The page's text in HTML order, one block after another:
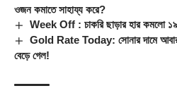
ওজন কমাতে সাহায্য করে?
Week Off : চাকরি ছাড়ার হার কমলো
Gold Rate Today: সোনার দামে
বেড়ে গেল!